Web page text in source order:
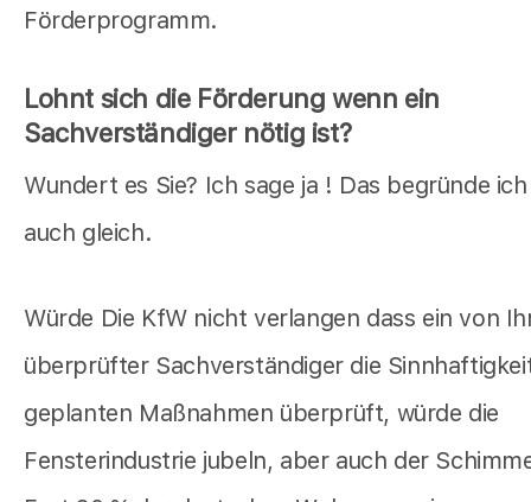
Förderprogramm.
Lohnt sich die Förderung wenn ein
Sachverständiger nötig ist?
Wundert es Sie? Ich sage ja ! Das begründe
auch gleich.
Würde Die KfW nicht verlangen dass ein von
überprüfter Sachverständiger die
geplanten Maßnahmen überprüft, würde die
Fensterindustrie jubeln, aber auch der